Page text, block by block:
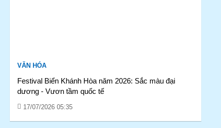
VĂN HÓA
Festival Biển Khánh Hòa năm 2026: Sắc màu đại
dương - Vươn tầm quốc tế
17/07/2026 05:35